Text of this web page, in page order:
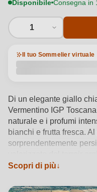
Disponibile Consegna in
1
Il tuo Sommelier virtuale
Di un elegante giallo
Vermentino IGP
naturale e i profumi
bianchi e frutta fresca.
sorprendentemente
Prodotto dalla Cantina
rispetto per l’ambiente.
Scopri di più